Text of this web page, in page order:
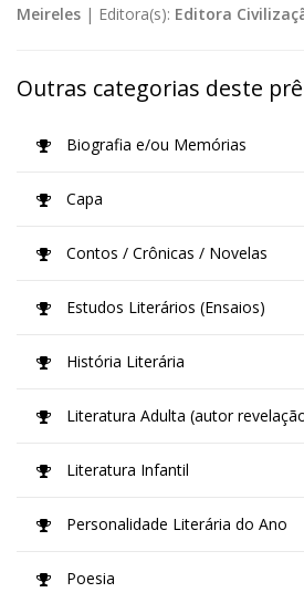
Meireles | Editora(s): Editora
Outras categorias deste
Biografia e/ou Memórias
Capa
Contos / Crônicas / Novelas
Estudos Literários (Ensaios)
História Literária
Literatura Adulta (autor
Literatura Infantil
Personalidade Literária do Ano
Poesia